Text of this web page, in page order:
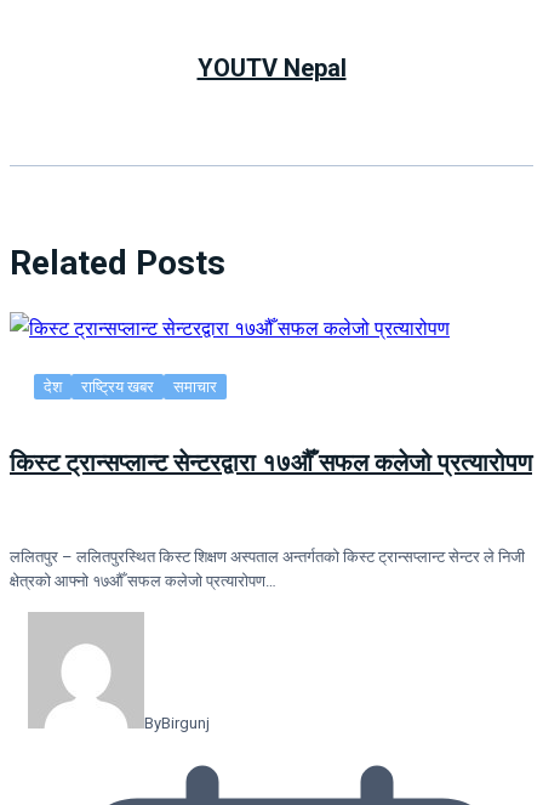
YOUTV Nepal
Related Posts
देश राष्ट्रिय खबर समाचार
किस्ट ट्रान्सप्लान्ट सेन्टरद्वारा १७औँ सफल कलेजो प्रत्यारोपण
ललितपुर – ललितपुरस्थित किस्ट शिक्षण अस्पताल अन्तर्गतको किस्ट ट्रान्सप्लान्ट सेन्टर ले निजी
क्षेत्रको आफ्नो १७औँ सफल कलेजो प्रत्यारोपण…
ByBirgunj